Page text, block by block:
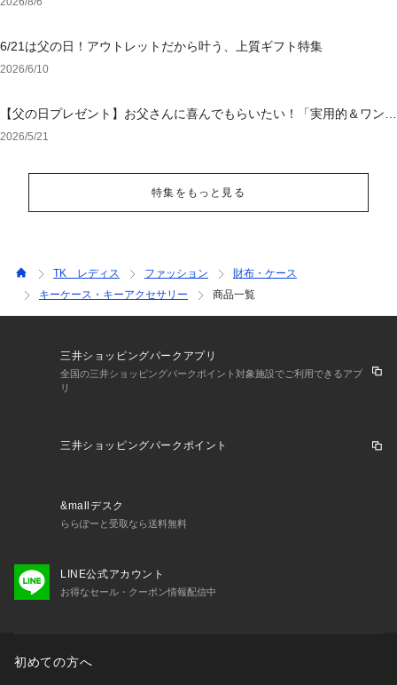
6/21は父の日！アウトレットだから叶う、上質ギフト特集
2026/6/10
【父の日プレゼント】お父さんに喜んでもらいたい！「実用的＆ワンラ
ンク上のアイテム」特集
2026/5/21
特集をもっと見る
TK レディス ファッション
財布・ケース
キーケース・キーアクセサリー
商品一覧
三井ショッピングパークアプリ
全国の三井ショッピングパークポイント対象施設でご利用できるアプ
リ
三井ショッピングパークポイント
&mallデスク
ららぽーと受取なら送料無料
LINE公式アカウント
お得なセール・クーポン情報配信中
初めての方へ